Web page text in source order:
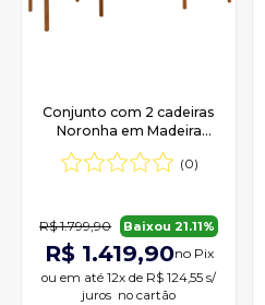
Conjunto com 2 cadeiras
Noronha em Madeira
Maciça para Sala de Jantar
Moderna Mobília(0)
R$ 1.799,90 Baixou 21.11%
R$ 1.419,90no Pix
ou em até 12x de R$ 124,55 s/
juros no cartão